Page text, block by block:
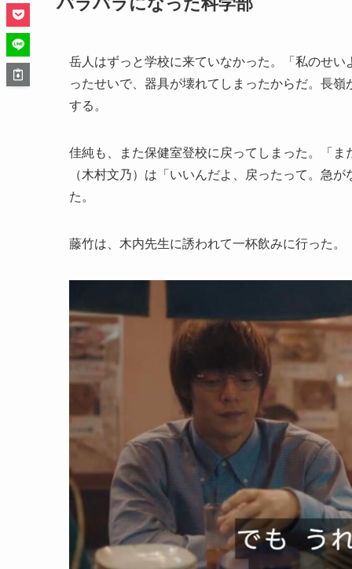
岳人はずっと学校に来ていなかった。「私のせ
ったせいで、器具が壊れてしまったからだ。長
する。
佳純も、また保健室登校に戻ってしまった。「
（木村文乃）は「いいんだよ、戻ったって。急
た。
藤竹は、木内先生に誘われて一杯飲みに行った。